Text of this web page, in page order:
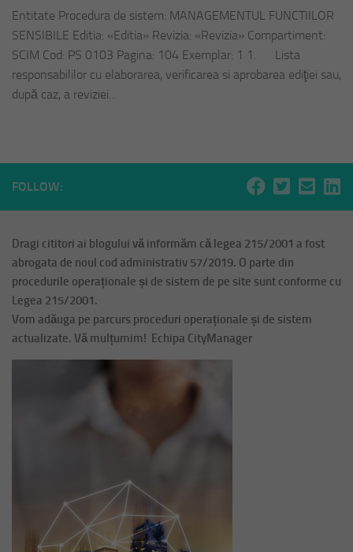
Entitate Procedura de sistem: MANAGEMENTUL FUNCTIILOR
SENSIBILE Editia: «Editia» Revizia: «Revizia» Compartiment:
SCIM Cod: PS 0103 Pagina: 104 Exemplar: 1 1. Lista
responsabililor cu elaborarea, verificarea si aprobarea ediţiei sau,
după caz, a reviziei...
FOLLOW:
Dragi cititori ai blogului vă informăm că legea 215/2001 a fost
abrogata de noul cod administrativ 57/2019. O parte din
procedurile operaționale și de sistem de pe site sunt conforme cu
Legea 215/2001.
Vom adăuga pe parcurs proceduri operaționale și de sistem
actualizate. Vă mulțumim! Echipa CityManager